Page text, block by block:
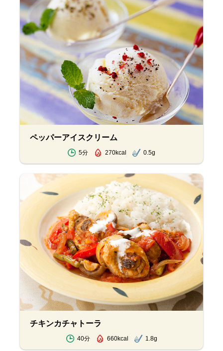
ペッパーアイスクリーム
5分 270kcal 0.5g
チキンカチャトーラ
40分 660kcal 1.8g